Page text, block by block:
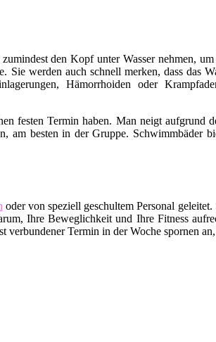
den Kopf unter Wasser nehmen,
werden auch schnell merken, dass das
Hämorrhoiden oder
festen Termin haben. Man neigt aufgrund
besten in der Gruppe. Schwimmbäder
oder von speziell geschultem Personal geleitet.
Ihre Beweglichkeit und Ihre Fitness
verbundener Termin in der Woche spornen